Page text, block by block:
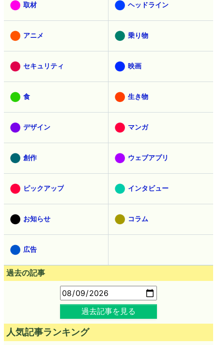
取材 ヘッドライン
アニメ 乗り物
セキュリティ 映画
食 生き物
デザイン マンガ
創作 ウェブアプリ
ピックアップ インタビュー
お知らせ コラム
広告
過去の記事
過去記事を見る
人気記事ランキング